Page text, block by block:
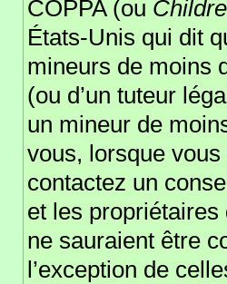
COPPA (ou
États-Unis qui dit
mineurs de moins
(ou d’un tuteur
un mineur de
vous, lorsque
contactez un
et les
ne sauraient être
l’exception de